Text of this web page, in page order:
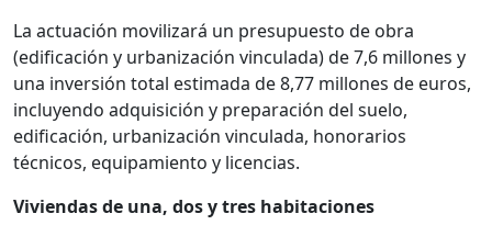
La actuación movilizará un presupuesto de obra
(edificación y urbanización vinculada) de 7,6 millones y
una inversión total estimada de 8,77 millones de euros,
incluyendo adquisición y preparación del suelo,
edificación, urbanización vinculada, honorarios
técnicos, equipamiento y licencias.
Viviendas de una, dos y tres habitaciones